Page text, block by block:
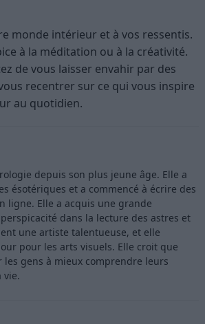
monde intérieur et à vos ressentis.
à la méditation ou à la créativité.
de vous laisser envahir par des
recentrer sur ce qui vous inspire
au quotidien.
depuis son plus jeune âge. Elle a
ésotériques et a commencé à écrire des
ligne. Elle a acquis une grande
dans la lecture des astres et
une artiste talentueuse, et elle
pour les arts visuels. Elle croit que
gens à mieux comprendre leurs
vie.